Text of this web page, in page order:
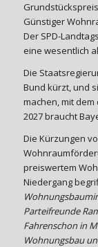
Günstiger
Der SPD-
eine wesentlich
Die
Bund kürzt, und
machen, mit
2027 braucht
Die Kürzungen
preiswertem
Niedergang
Parteifreunde
Fahrenschon in
Wohnungsbau